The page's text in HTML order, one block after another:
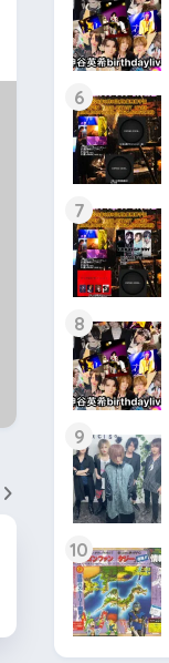
6
7
8
9
10